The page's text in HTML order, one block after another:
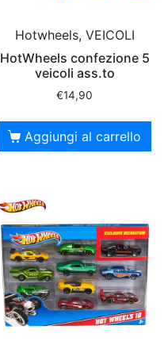
Hotwheels, VEICOLI
HotWheels confezione 5
veicoli ass.to
€14,90
Aggiungi al carrello